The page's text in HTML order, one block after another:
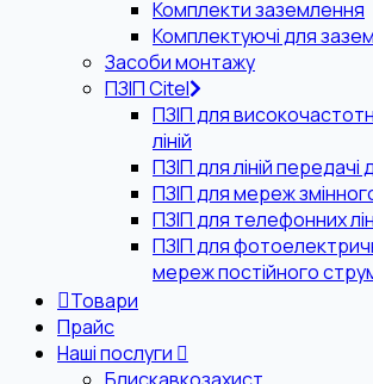
Комплекти заземлення
Комплектуючі для
Засоби монтажу
ПЗІП Citel
ПЗІП для
ліній
ПЗІП для ліній передачі
ПЗІП для мереж
ПЗІП для телефонних
ПЗІП для
мереж постійного
Товари
Прайс
Наші послуги